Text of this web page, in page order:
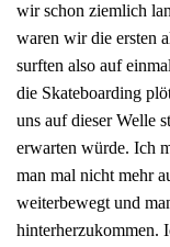
wir schon ziemlich
waren wir die ersten
surften also auf
die Skateboarding
uns auf dieser Welle
erwarten würde. Ich
man mal nicht mehr
weiterbewegt und
hinterherzukommen.